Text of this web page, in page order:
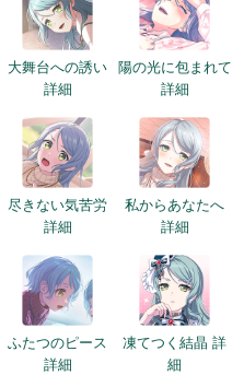
大舞台への誘い
詳細
陽の光に包まれて
詳細
尽きない気苦労
詳細
私からあなたへ
詳細
ふたつのピース
詳細
凍てつく結晶 詳
細